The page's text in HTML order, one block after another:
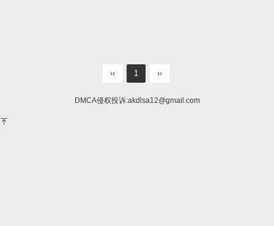
‹‹ 1 ››
DMCA侵权投诉:akdlsa12@gmail.com